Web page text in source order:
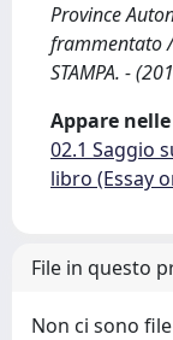
Province
frammentato /
STAMPA. -
Appare
02.1 Saggio
libro (Essay
File in questo
Non ci sono